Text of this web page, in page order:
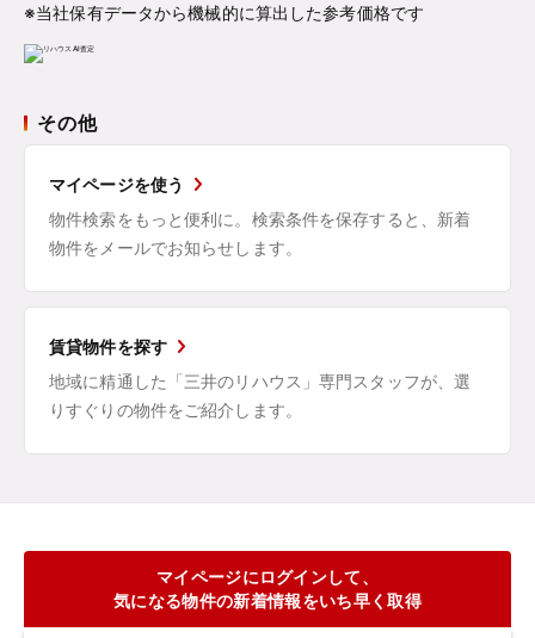
※当社保有データから機械的に算出した参考価格です
その他
マイページを使う
物件検索をもっと便利に。検索条件を保存すると、新着
物件をメールでお知らせします。
賃貸物件を探す
地域に精通した「三井のリハウス」専門スタッフが、選
りすぐりの物件をご紹介します。
マイページにログインして、
気になる物件の新着情報をいち早く取得